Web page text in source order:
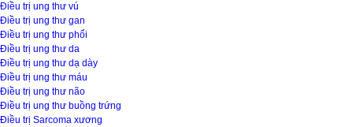
Điều trị ung thư vú
Điều trị ung thư gan
Điều trị ung thư phổi
Điều trị ung thư da
Điều trị ung thư dạ dày
Điều trị ung thư máu
Điều trị ung thư não
Điều trị ung thư buồng trứng
Điều trị Sarcoma xương